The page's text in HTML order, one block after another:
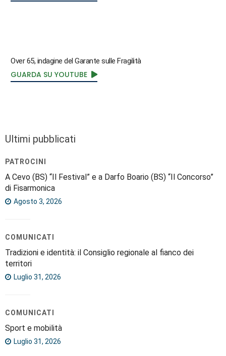
Over 65, indagine del Garante sulle Fragilità
GUARDA SU YOUTUBE
Ultimi pubblicati
PATROCINI
A Cevo (BS) “Il Festival” e a Darfo Boario (BS) “Il Concorso”
di Fisarmonica
Agosto 3, 2026
COMUNICATI
Tradizioni e identità: il Consiglio regionale al fianco dei
territori
Luglio 31, 2026
COMUNICATI
Sport e mobilità
Luglio 31, 2026